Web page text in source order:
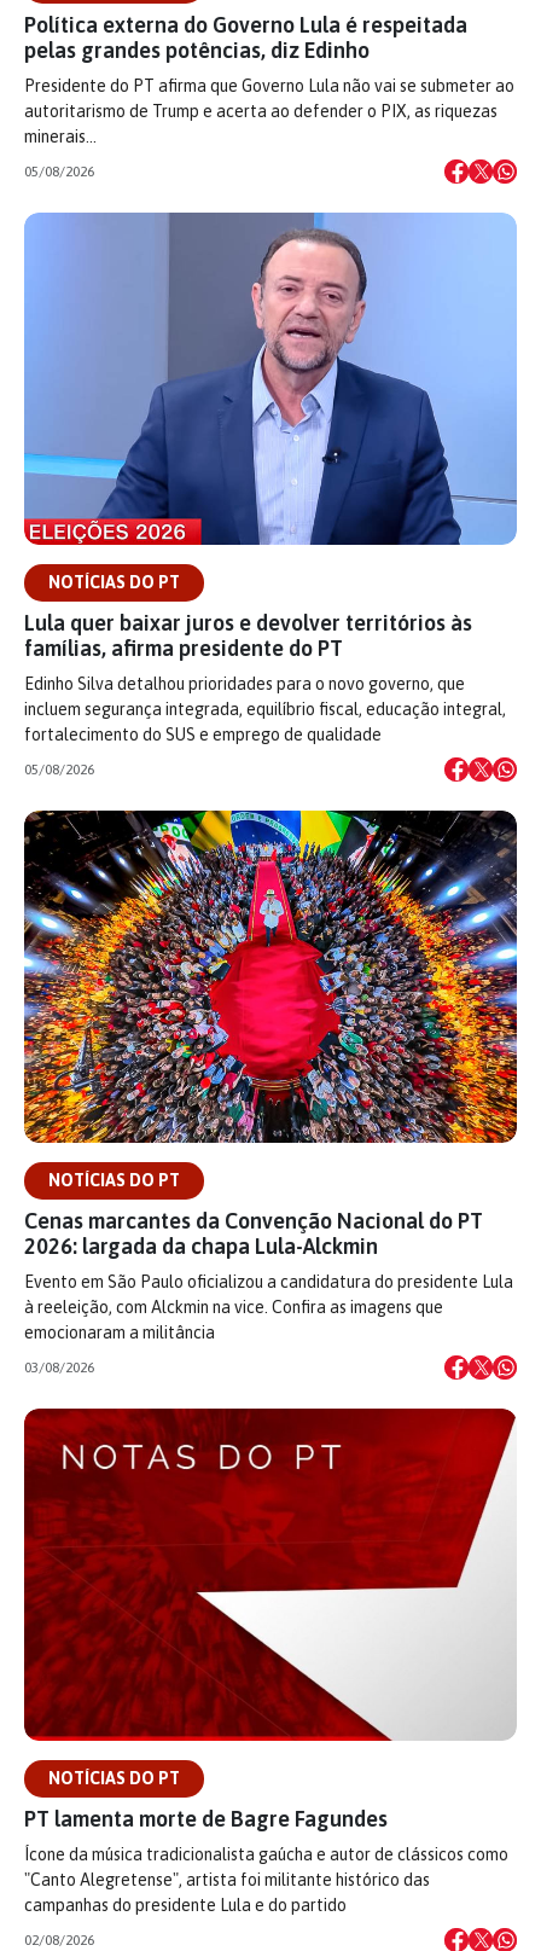
Política externa do Governo Lula é respeitada
pelas grandes potências, diz Edinho
Presidente do PT afirma que Governo Lula não vai se submeter ao
autoritarismo de Trump e acerta ao defender o PIX, as riquezas
minerais…
05/08/2026
NOTÍCIAS DO PT
Lula quer baixar juros e devolver territórios às
famílias, afirma presidente do PT
Edinho Silva detalhou prioridades para o novo governo, que
incluem segurança integrada, equilíbrio fiscal, educação integral,
fortalecimento do SUS e emprego de qualidade
05/08/2026
NOTÍCIAS DO PT
Cenas marcantes da Convenção Nacional do PT
2026: largada da chapa Lula-Alckmin
Evento em São Paulo oficializou a candidatura do presidente Lula
à reeleição, com Alckmin na vice. Confira as imagens que
emocionaram a militância
03/08/2026
NOTÍCIAS DO PT
PT lamenta morte de Bagre Fagundes
Ícone da música tradicionalista gaúcha e autor de clássicos como
"Canto Alegretense", artista foi militante histórico das
campanhas do presidente Lula e do partido
02/08/2026